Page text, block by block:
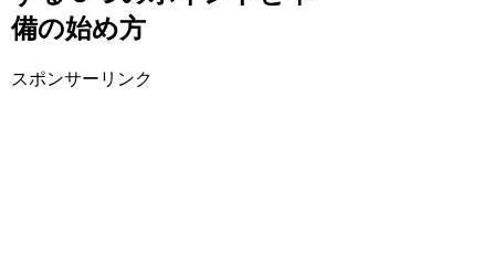
備の始め方
スポンサーリンク